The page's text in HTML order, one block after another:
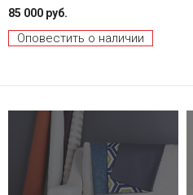
85 000 руб.
Оповестить о наличии